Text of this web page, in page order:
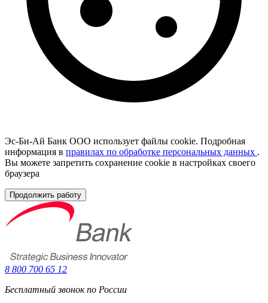
Эс-Би-Ай Банк ООО использует файлы cookie. Подробная
информация в правилах по обработке персональных данных .
Вы можете запретить сохранение cookie в настройках своего
браузера
Продолжить работу
8 800 700 65 12
Бесплатный звонок по России